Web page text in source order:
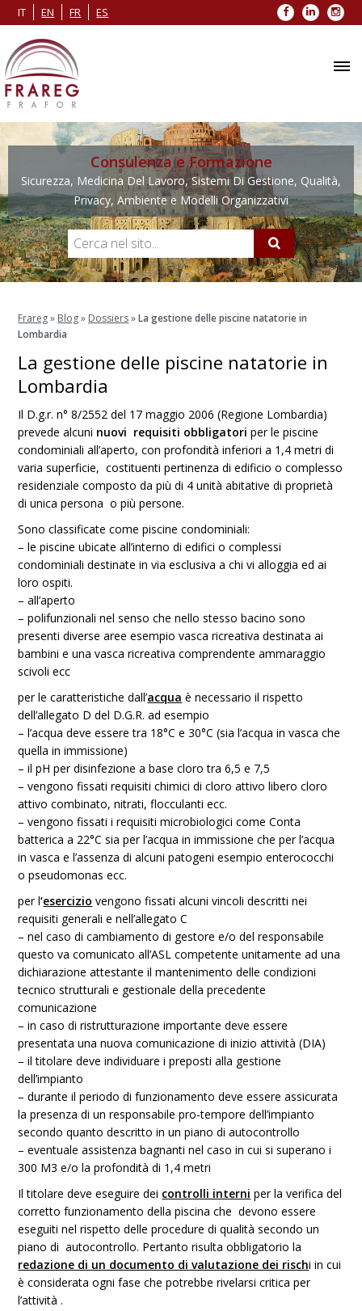
IT EN FR ES Facebook
LinkedIn
Consulenza e Formazione
Sicurezza, Medicina Del Lavoro, Sistemi Di Gestione, Qualità,
Privacy, Ambiente e Modelli Organizzativi
Frareg» Blog» Dossiers»La gestione delle piscine natatorie in
Lombardia
La gestione delle piscine natatorie in
Lombardia
Il D.g.r. n° 8/2552 del 17 maggio 2006 (Regione Lombardia)
prevede alcuni nuovi requisiti obbligatori per le piscine
condominiali all’aperto, con profondità inferiori a 1,4 metri di
varia superficie, costituenti pertinenza di edificio o complesso
residenziale composto da più di 4 unità abitative di proprietà
di unica persona o più persone.
Sono classificate come piscine condominiali:
– le piscine ubicate all’interno di edifici o complessi
condominiali destinate in via esclusiva a chi vi alloggia ed ai
loro ospiti.
– all’aperto
– polifunzionali nel senso che nello stesso bacino sono
presenti diverse aree esempio vasca ricreativa destinata ai
bambini e una vasca ricreativa comprendente ammaraggio
scivoli ecc
per le caratteristiche dall’acqua è necessario il rispetto
dell’allegato D del D.G.R. ad esempio
– l’acqua deve essere tra 18°C e 30°C (sia l’acqua in vasca che
quella in immissione)
– il pH per disinfezione a base cloro tra 6,5 e 7,5
– vengono fissati requisiti chimici di cloro attivo libero cloro
attivo combinato, nitrati, flocculanti ecc.
– vengono fissati i requisiti microbiologici come Conta
batterica a 22°C sia per l’acqua in immissione che per l’acqua
in vasca e l’assenza di alcuni patogeni esempio enterococchi
o pseudomonas ecc.
per l‘esercizio vengono fissati alcuni vincoli descritti nei
requisiti generali e nell’allegato C
– nel caso di cambiamento di gestore e/o del responsabile
questo va comunicato all’ASL competente unitamente ad una
dichiarazione attestante il mantenimento delle condizioni
tecnico strutturali e gestionale della precedente
comunicazione
– in caso di ristrutturazione importante deve essere
presentata una nuova comunicazione di inizio attività (DIA)
– il titolare deve individuare i preposti alla gestione
dell’impianto
– durante il periodo di funzionamento deve essere assicurata
la presenza di un responsabile pro-tempore dell’impianto
secondo quanto descritto in un piano di autocontrollo
– eventuale assistenza bagnanti nel caso in cui si superano i
300 M3 e/o la profondità di 1,4 metri
Il titolare deve eseguire dei controlli interni per la verifica del
corretto funzionamento della piscina che devono essere
eseguiti nel rispetto delle procedure di qualità secondo un
piano di autocontrollo. Pertanto risulta obbligatorio la
redazione di un documento di valutazione dei rischi in cui
è considerata ogni fase che potrebbe rivelarsi critica per
l’attività .